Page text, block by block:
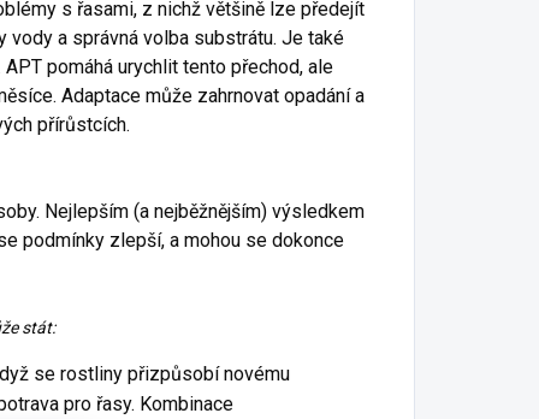
s řasami, z nichž většině lze předejít
vody a správná volba substrátu. Je také
pomáhá urychlit tento přechod, ale
Adaptace může zahrnovat opadání a
přírůstcích.
Nejlepším (a nejběžnějším) výsledkem
podmínky zlepší, a mohou se dokonce
stát:
se rostliny přizpůsobí novému
pro řasy. Kombinace